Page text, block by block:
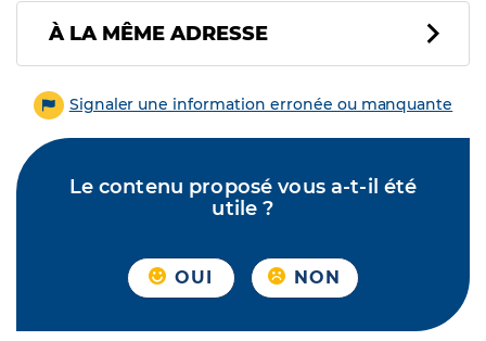
À LA MÊME ADRESSE
Signaler une information erronée ou manquante
Le contenu proposé vous a-t-il été
utile ?
OUI NON